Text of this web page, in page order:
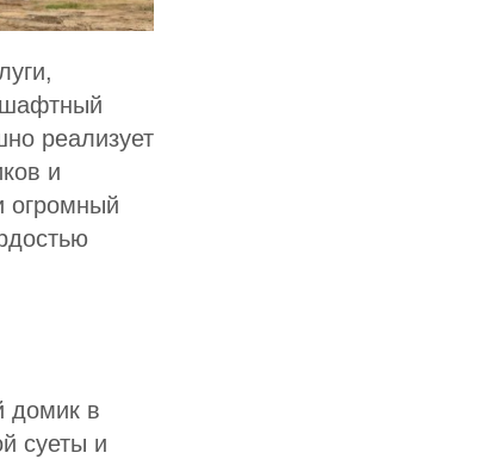
реализует
и
огромный
домик в
суеты и